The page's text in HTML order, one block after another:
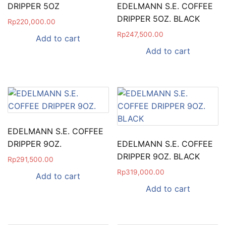
DRIPPER 5OZ
Rp220,000.00
Add to cart
EDELMANN S.E. COFFEE
DRIPPER 5OZ. BLACK
Rp247,500.00
Add to cart
EDELMANN S.E. COFFEE
DRIPPER 9OZ.
Rp291,500.00
Add to cart
EDELMANN S.E. COFFEE
DRIPPER 9OZ. BLACK
Rp319,000.00
Add to cart